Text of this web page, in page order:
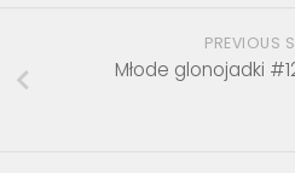
PREVIOUS
Młode glonojadki